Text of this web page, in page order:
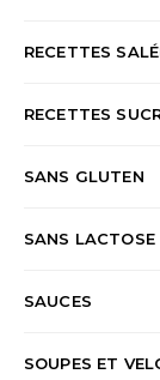
RECETTES
RECETTES
SANS GLUTEN
SANS LACTOSE
SAUCES
SOUPES ET